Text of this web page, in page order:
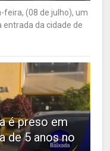
feira, (08 de julho), um
da cidade de
é preso em
de 5 anos no